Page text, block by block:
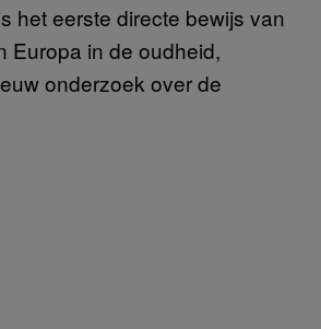
het eerste directe bewijs van
Europa in de oudheid,
onderzoek over de